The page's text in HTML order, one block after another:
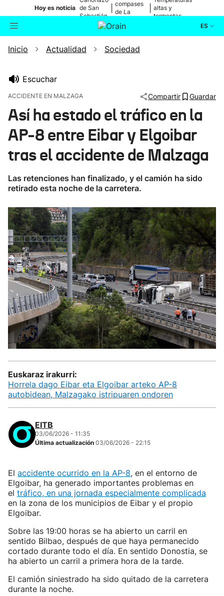
Hoy es noticia de San
Sebastián
compases
de La
altas y
tormentas
ES
Buscador Actualidad
Ikusmiran
Eguraldia
Inicio Actualidad Sociedad
Escuchar
ACCIDENTE EN MALZAGA Compartir Guardar
Así ha estado el tráfico en la
AP-8 entre Eibar y Elgoibar
tras el accidente de Malzaga
Las retenciones han finalizado, y el camión ha sido
retirado esta noche de la carretera.
Euskaraz irakurri:
Horrela dago Eibar eta Elgoibar arteko AP-8
autobidean, Malzagako istripuaren ondoren
EITB
03/06/2026 - 11:35
Última actualización 03/06/2026 - 22:15
El accidente ocurrido en la AP-8, en el entorno de
Elgoibar, ha generado importantes problemas en
el tráfico, en una jornada especialmente complicada
en la zona de los municipios de Eibar y el propio
Elgoibar.
Sobre las 19:00 horas se ha abierto un carril en
sentido Bilbao, después de que haya permanecido
cortado durante todo el día. En sentido Donostia, se
ha abierto un carril a primera hora de la tarde.
El camión siniestrado ha sido quitado de la carretera
durante la noche.